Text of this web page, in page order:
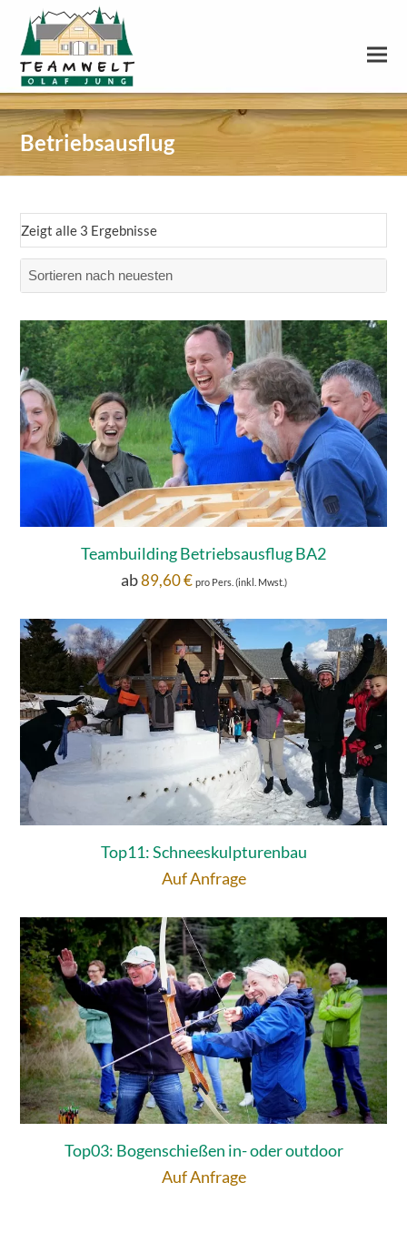
Betriebsausflug
Zeigt alle 3 Ergebnisse
Teambuilding Betriebsausflug BA2
ab89,60€ pro Pers. (inkl. Mwst.)
Top11: Schneeskulpturenbau
Auf Anfrage
Top03: Bogenschießen in- oder outdoor
Auf Anfrage